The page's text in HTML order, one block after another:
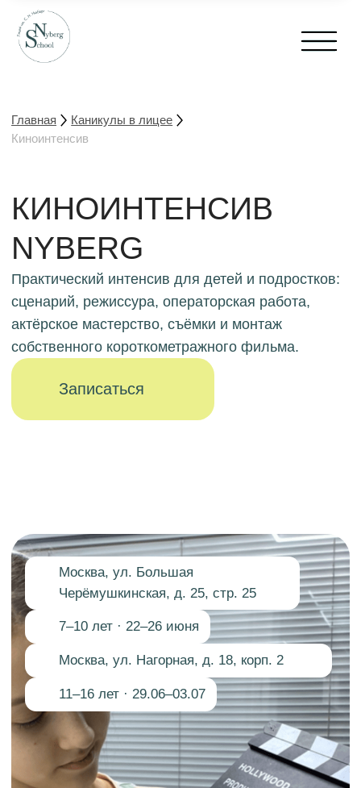
Черёмушкинская, д. 25, стр. 25
КИНОИНТЕНСИВ
Практический интенсив для детей и подростков:
сценарий, режиссура, операторская работа,
собственного короткометражного фильма.
Записаться